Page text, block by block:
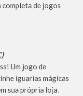
de jogos
Um jogo de
iguarias mágicas
sua própria loja.